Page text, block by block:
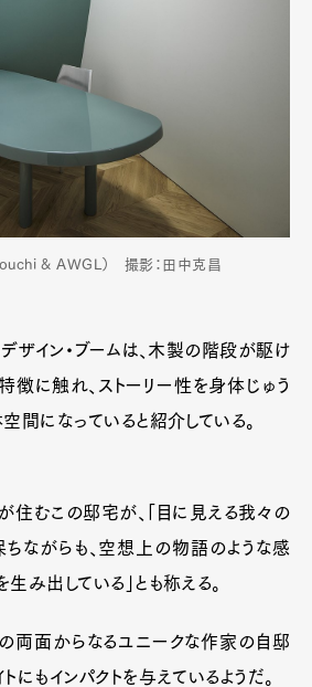
& AWGL） 撮影：田中克昌
ザイン・ブームは、木製の階段が駆け
徴に触れ、ストーリー性を身体じゅう
間になっていると紹介している。
住むこの邸宅が、「目に見える我々の
ちながらも、空想上の物語のような感
み出している」とも称える。
両面からなるユニークな作家の自邸
にもインパクトを与えているようだ。